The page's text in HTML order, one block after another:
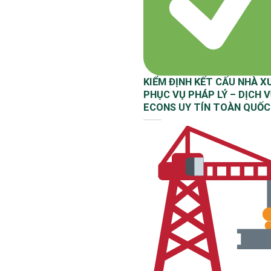
KIỂM ĐỊNH KẾT CẤU NHÀ
PHỤC VỤ PHÁP LÝ – DỊCH
ECONS UY TÍN TOÀN QUỐC